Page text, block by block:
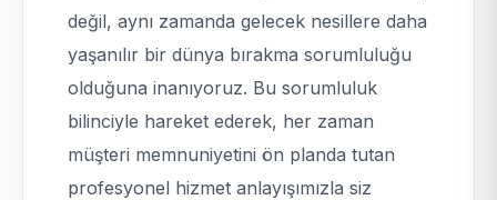
değil, aynı zamanda gelecek nesillere daha
yaşanılır bir dünya bırakma sorumluluğu
olduğuna inanıyoruz. Bu sorumluluk
bilinciyle hareket ederek, her zaman
müşteri memnuniyetini ön planda tutan
profesyonel hizmet anlayışımızla siz